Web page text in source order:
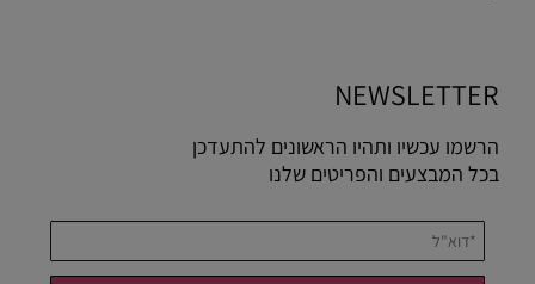
NEWSLETTER
הרשמו עכשיו ותהיו הראשונים להתעדכן
בכל המבצעים והפריטים שלנו